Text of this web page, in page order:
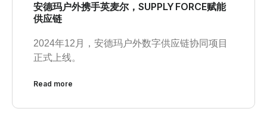
安德玛户外携手英麦尔，SUPPLY FORCE赋能
供应链
2024年12月，安德玛户外数字供应链协同项目
正式上线。
Read more